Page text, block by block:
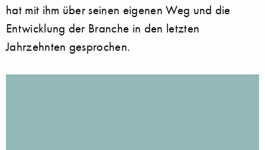
hat mit ihm über seinen eigenen Weg und die
Entwicklung der Branche in den letzten
Jahrzehnten gesprochen.